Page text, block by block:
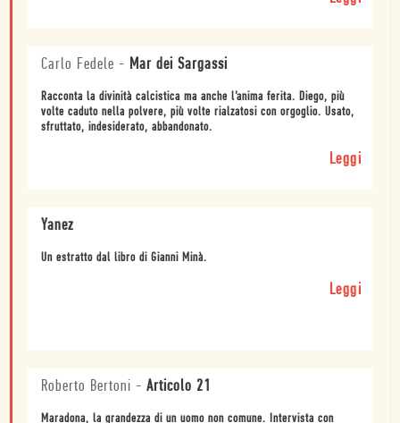
Carlo Fedele - Mar dei Sargassi
Racconta la divinità calcistica ma anche l’anima ferita. Diego, più
volte caduto nella polvere, più volte rialzatosi con orgoglio. Usato,
sfruttato, indesiderato, abbandonato.
Leggi
Yanez
Un estratto dal libro di Gianni Minà.
Leggi
Roberto Bertoni - Articolo 21
Maradona, la grandezza di un uomo non comune. Intervista con